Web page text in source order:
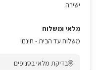
ישירה
מלאי ומשלוח
משלוח עד הבית - חינם!
בדיקת מלאי בסניפים